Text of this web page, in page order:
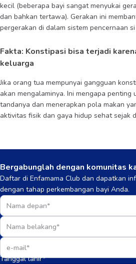
kecil (beberapa bayi sangat menyukai
dan bahkan tertawa). Gerakan ini
pergerakan di dalam sistem pencernaan
Fakta: Konstipasi bisa terjadi
keluarga
Jika orang tua mempunyai gangguan
akan mengalaminya. Ini mengapa
tandanya dan menerapkan pola makan
aktivitas fisik dan gaya hidup sehat sejak
Bergabunglah dengan komunitas
Daftar di Enfamama Club dan dapatkan
dengan tahap perkembangan bayi Anda.
Tanggal lahir*